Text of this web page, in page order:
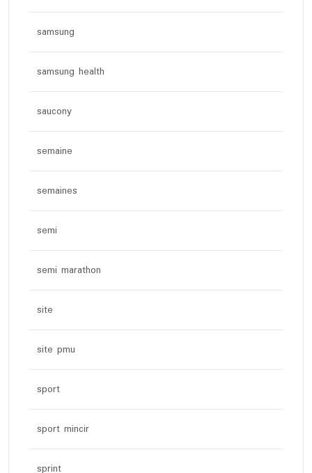
samsung
samsung health
saucony
semaine
semaines
semi
semi marathon
site
site pmu
sport
sport mincir
sprint